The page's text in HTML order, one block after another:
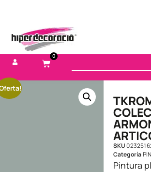
0
SKU
Categoría
Pintura